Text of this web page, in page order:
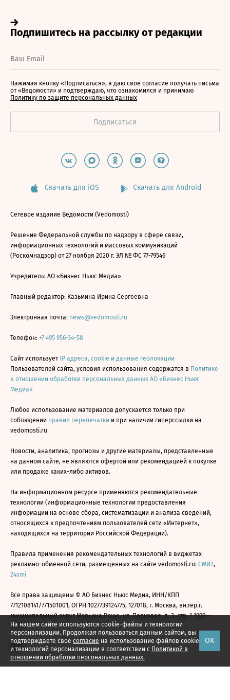
На нашем сайте используются cookie-файлы и технологии
персонализации. Продолжая пользоваться данным сайтом, вы
подтверждаете свое согласие на использование файлов cookie
и технологий персонализации в соответствии с Политикой в
отношении обработки персональных данных.
ОК
Нажимая кнопку «Подписаться», я даю свое согласие получать письма
от «Ведомости» и подтверждаю, что ознакомился и принимаю
Политику по защите персональных данных
Скачать для iOS Скачать для Android
Сетевое издание Ведомости (Vedomosti)
Решение Федеральной службы по надзору в сфере связи,
информационных технологий и массовых коммуникаций
(Роскомнадзор) от 27 ноября 2020 г. ЭЛ № ФС 77-79546
Учредитель: АО «Бизнес Ньюс Медиа»
Главный редактор: Казьмина Ирина Сергеевна
Электронная почта: news@vedomosti.ru
Телефон: +7 495 956-34-58
Сайт использует IP адреса, cookie и данные геолокации
Пользователей сайта, условия использования содержатся в Политике
в отношении обработки персональных данных АО «Бизнес Ньюс
Медиа»
Любое использование материалов допускается только при
соблюдении правил перепечатки и при наличии гиперссылки на
vedomosti.ru
Новости, аналитика, прогнозы и другие материалы, представленные
на данном сайте, не являются офертой или рекомендацией к покупке
или продаже каких-либо активов.
На информационном ресурсе применяются рекомендательные
технологии (информационные технологии предоставления
информации на основе сбора, систематизации и анализа сведений,
относящихся к предпочтениям пользователей сети «Интернет»,
находящихся на территории Российской Федерации).
Правила применения рекомендательных технологий в виджетах
рекламно-обменной сети, размещенных на сайте vedomosti.ru: СМИ2,
24smi
Все права защищены © АО Бизнес Ньюс Медиа, ИНН/КПП
7712108141/771501001, ОГРН 1027739124775, 127018, г. Москва, вн.тер.г.
муниципальный округ Марьина Роща, ул. Полковая, д. 3, стр. 1 1999—
2026